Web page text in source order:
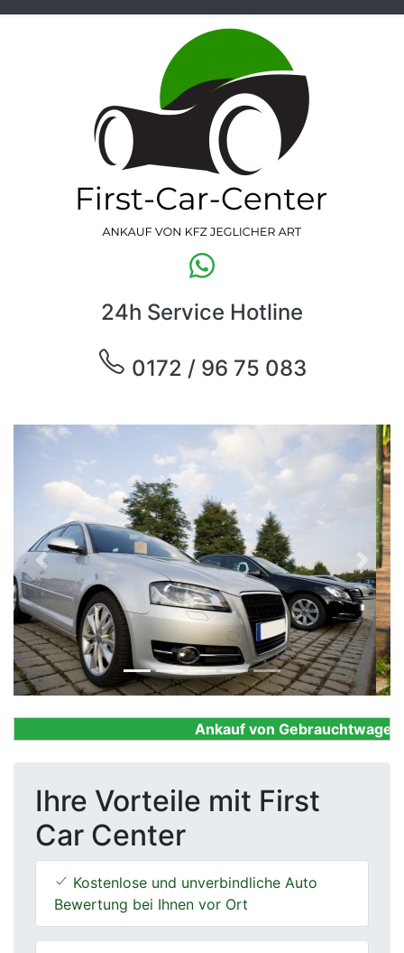
24h Service Hotline
0172 / 96 75 083
Previous Next
Ankauf von Gebrauchtwagen,
Ihre Vorteile mit First
Car Center
Kostenlose und unverbindliche Auto
Bewertung bei Ihnen vor Ort